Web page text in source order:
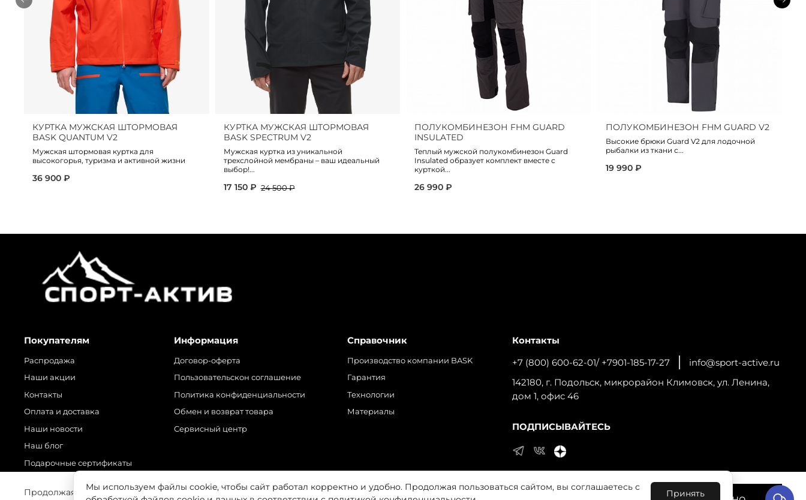
КУРТКА МУЖСКАЯ ШТОРМОВАЯ
BASK QUANTUM V2
Мужская штормовая куртка для
высокогорья, туризма и активной жизни
36 900 ₽
КУРТКА МУЖСКАЯ ШТОРМОВАЯ
BASK SPECTRUM V2
Мужская куртка из уникальной
трехслойной мембраны – ваш идеальный
выбор!...
17 150 ₽ 24 500 ₽
ПОЛУКОМБИНЕЗОН FHM GUARD
INSULATED
Теплый мужской полукомбинезон Guard
Insulated образует комплект вместе с
курткой...
26 990 ₽
ПОЛУКОМБИНЕЗОН FHM GUARD V2
Высокие брюки Guard V2 для лодочной
рыбалки из ткани с...
19 990 ₽
Покупателям
Распродажа
Наши акции
Контакты
Оплата и доставка
Наши новости
Наш блог
Подарочные сертификаты
Информация
Договор-оферта
Пользовательскон соглашение
Политика конфиденциальности
Обмен и возврат товара
Сервисный центр
Справочник
Производство компании BASK
Гарантия
Технологии
Материалы
Контакты
+7 (800) 600-62-01/ +7901-185-17-27
info@sport-active.ru
142180, г. Подольск, микрорайон Климовск, ул. Ленина,
дом 1, офис 46
ПОДПИСЫВАЙТЕСЬ
Продолжая использовать наш сайт, вы даете согласие на обработку файлов cookie, которые обеспечивают правильную работу сайта и
Мы используем файлы cookie, чтобы сайт работал корректно и удобно. Продолжая пользоваться сайтом, вы соглашаетесь с
Принять